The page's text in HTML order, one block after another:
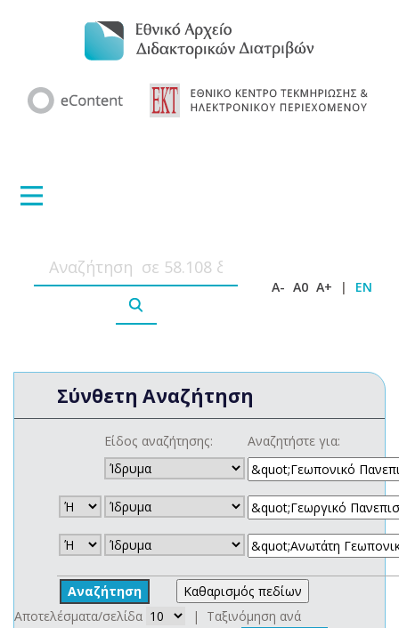
A- A0 A+ | EN
Σύνθετη Αναζήτηση
Είδος αναζήτησης: Αναζητήστε για:
Αποτελέσματα/σελίδα
| Ταξινόμηση ανά